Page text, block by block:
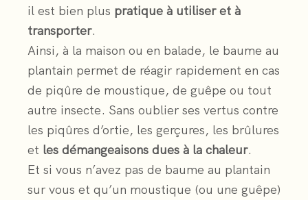
il est bien plus pratique à utiliser et à
transporter.
Ainsi, à la maison ou en balade, le baume au
plantain permet de réagir rapidement en cas
de piqûre de moustique, de guêpe ou tout
autre insecte. Sans oublier ses vertus contre
les piqûres d’ortie, les gerçures, les brûlures
et les démangeaisons dues à la chaleur.
Et si vous n’avez pas de baume au plantain
sur vous et qu’un moustique (ou une guêpe)